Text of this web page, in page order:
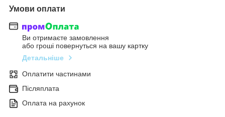
Умови оплати
Ви отримаєте замовлення
або гроші повернуться на вашу картку
Детальніше
Оплатити частинами
Післяплата
Оплата на рахунок